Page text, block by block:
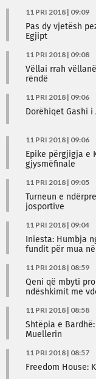
11 PRI 2018 | 09:09
Pas dy vjetësh
Egjipt
11 PRI 2018 | 09:08
Vëllai rrah
rëndë
11 PRI 2018 | 09:06
Dorëhiqet Gashi
11 PRI 2018 | 09:06
Epike përgjigja e
gjysmëfinale
11 PRI 2018 | 09:05
Turneun e
josportive
11 PRI 2018 | 09:04
Iniesta: Humbja
fundit për mua në
11 PRI 2018 | 08:59
Qeni që mbyti
ndëshkimit me
11 PRI 2018 | 08:58
Shtëpia e
Muellerin
11 PRI 2018 | 08:57
Freedom House: